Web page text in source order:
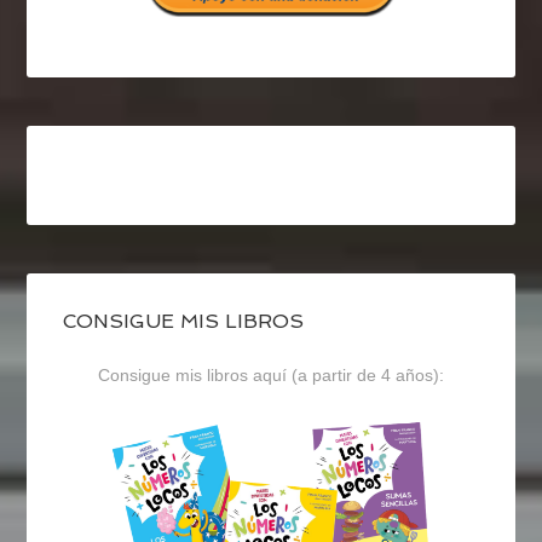
CONSIGUE MIS LIBROS
Consigue mis libros aquí (a partir de 4 años):